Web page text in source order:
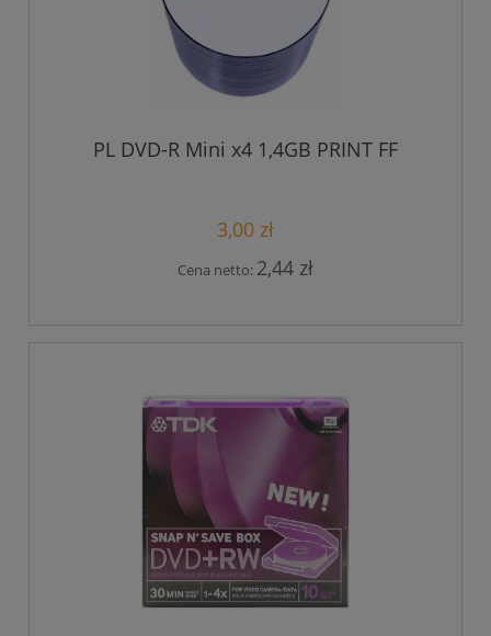
PL DVD-R Mini x4 1,4GB PRINT FF
3,00 zł
Cena netto: 2,44 zł